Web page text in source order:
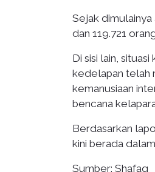
Sejak
dan 119.721
Di sisi lain,
kedelapan telah
kemanusiaan
bencana
Berdasarkan
kini berada
Sumber: Shafaq